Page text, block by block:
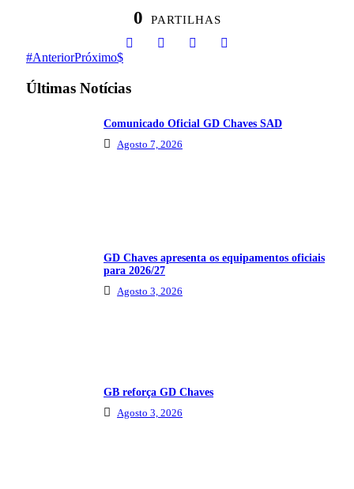
0 PARTILHAS
AnteriorPróximo
Últimas Notícias
Comunicado Oficial GD Chaves SAD
Agosto 7, 2026
GD Chaves apresenta os equipamentos oficiais
para 2026/27
Agosto 3, 2026
GB reforça GD Chaves
Agosto 3, 2026